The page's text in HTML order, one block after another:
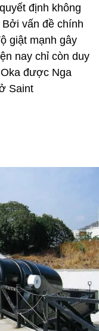
định không
vấn đề chính
giật mạnh gây
nay chỉ còn duy
được Nga
Saint